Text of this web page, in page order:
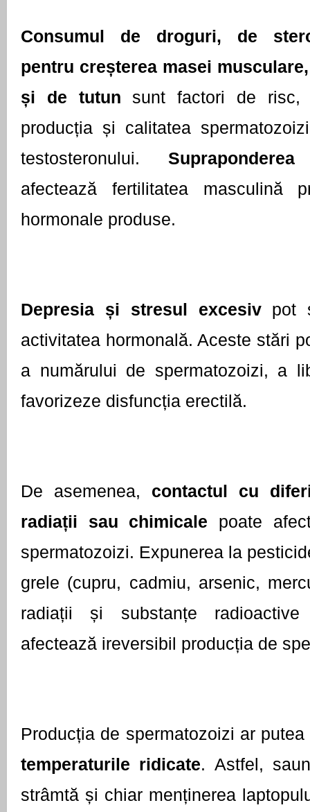
Consumul de droguri, de
pentru creșterea masei
și de tutun sunt factori de risc,
producția și calitatea
testosteronului.
afectează fertilitatea masculină
hormonale produse.
Depresia și stresul excesiv pot
activitatea hormonală. Aceste stări
a numărului de spermatozoizi, a
favorizeze disfuncția erectilă.
De asemenea, contactul cu
radiații sau chimicale poate
spermatozoizi. Expunerea la
grele (cupru, cadmiu, arsenic,
radiații și substanțe radioactive
afectează ireversibil producția de
Producția de spermatozoizi ar
temperaturile ridicate. Astfel,
strâmtă și chiar menținerea